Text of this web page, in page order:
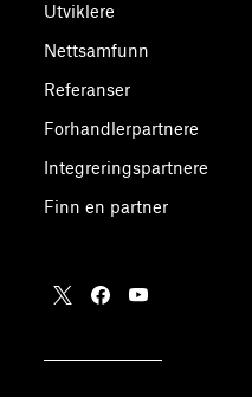
Utviklere
Nettsamfunn
Referanser
Forhandlerpartnere
Integreringspartnere
Finn en partner